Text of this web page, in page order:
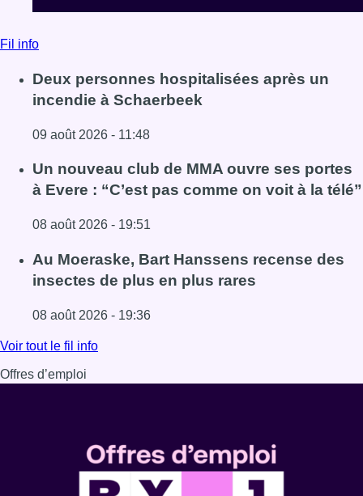
Fil info
Deux personnes hospitalisées après un
incendie à Schaerbeek
09 août 2026 - 11:48
Lire l'article Deux personnes hospitalisées après un
Un nouveau club de MMA ouvre ses portes
à Evere : “C’est pas comme on voit à la télé”
08 août 2026 - 19:51
Lire l'article Un nouveau club de MMA ouvre ses portes à
Au Moeraske, Bart Hanssens recense des
insectes de plus en plus rares
08 août 2026 - 19:36
Lire l'article Au Moeraske, Bart Hanssens recense des
Voir tout le fil info
Offres d’emploi